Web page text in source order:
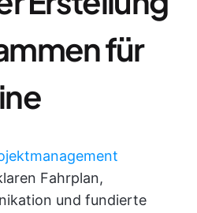
für
Fahrplan,
und fundierte